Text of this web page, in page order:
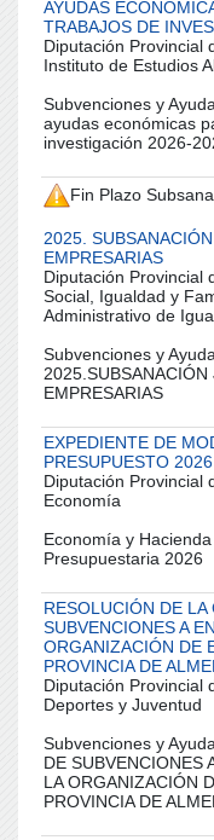
AYUDAS
TRABAJOS DE
Diputación Provincial
Instituto de Estudios
Subvenciones y
ayudas económicas
investigación 2026-
Fin Plazo
2025.
EMPRESARIAS
Diputación Provincial
Social, Igualdad y
Administrativo de
Subvenciones y
2025.SUBSANACIÓN
EMPRESARIAS
EXPEDIENTE DE
PRESUPUESTO 2026
Diputación Provincial
Economía
Economía y
Presupuestaria 2026
RESOLUCIÓN DE LA
SUBVENCIONES A
ORGANIZACIÓN DE
PROVINCIA DE
Diputación Provincial
Deportes y Juventud
Subvenciones y
DE SUBVENCIONES
LA ORGANIZACIÓN
PROVINCIA DE